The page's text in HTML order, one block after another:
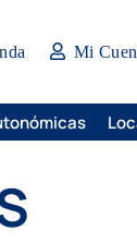
Mi